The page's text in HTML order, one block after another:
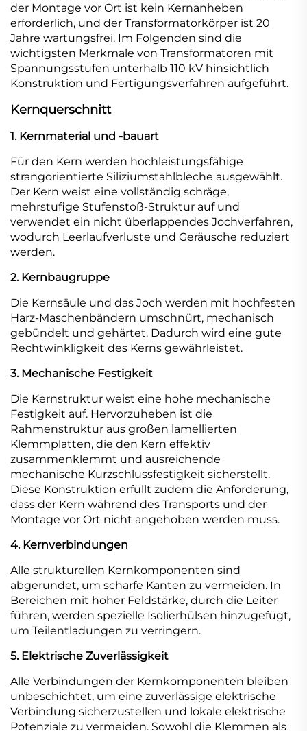
der Montage vor Ort ist kein Kernanheben
erforderlich, und der Transformatorkörper ist 20
Jahre wartungsfrei. Im Folgenden sind die
wichtigsten Merkmale von Transformatoren mit
Spannungsstufen unterhalb 110 kV hinsichtlich
Konstruktion und Fertigungsverfahren aufgeführt.
Kernquerschnitt
1. Kernmaterial und -bauart
Für den Kern werden hochleistungsfähige
strangorientierte Siliziumstahlbleche ausgewählt.
Der Kern weist eine vollständig schräge,
mehrstufige Stufenstoß-Struktur auf und
verwendet ein nicht überlappendes Jochverfahren,
wodurch Leerlaufverluste und Geräusche reduziert
werden.
2. Kernbaugruppe
Die Kernsäule und das Joch werden mit hochfesten
Harz-Maschenbändern umschnürt, mechanisch
gebündelt und gehärtet. Dadurch wird eine gute
Rechtwinkligkeit des Kerns gewährleistet.
3. Mechanische Festigkeit
Die Kernstruktur weist eine hohe mechanische
Festigkeit auf. Hervorzuheben ist die
Rahmenstruktur aus großen lamellierten
Klemmplatten, die den Kern effektiv
zusammenklemmt und ausreichende
mechanische Kurzschlussfestigkeit sicherstellt.
Diese Konstruktion erfüllt zudem die Anforderung,
dass der Kern während des Transports und der
Montage vor Ort nicht angehoben werden muss.
4. Kernverbindungen
Alle strukturellen Kernkomponenten sind
abgerundet, um scharfe Kanten zu vermeiden. In
Bereichen mit hoher Feldstärke, durch die Leiter
führen, werden spezielle Isolierhülsen hinzugefügt,
um Teilentladungen zu verringern.
5. Elektrische Zuverlässigkeit
Alle Verbindungen der Kernkomponenten bleiben
unbeschichtet, um eine zuverlässige elektrische
Verbindung sicherzustellen und lokale elektrische
Potenziale zu vermeiden. Sowohl die Klemmen als